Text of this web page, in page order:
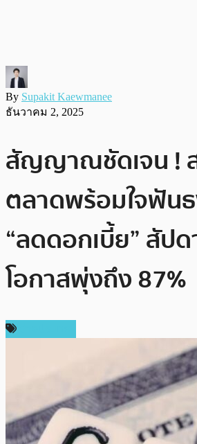
By Supakit Kaewmanee
ธันวาคม 2, 2025
สัญญาณชัดเจน !
ตลาดพร้อมใจฟัน
“ลดดอกเบี้ย” สัป
โอกาสพุ่งถึง 87%